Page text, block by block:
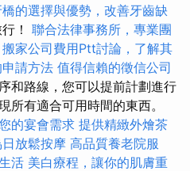
橋的選擇與優勢，改善牙齒缺
！ 聯合法律事務所，專業團
搬家公司費用Ptt討論，了解其
請方法 值得信賴的徵信公司
和路線，您可以提前計劃進行
所有適合可用時間的東西。
的宴會需求 提供精緻外燴茶
放鬆按摩 高品質養老院服
活 美白療程，讓你的肌膚重